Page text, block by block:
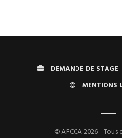
DEMANDE DE STAGE
MENTIONS
© AFCCA 2026 - Tous